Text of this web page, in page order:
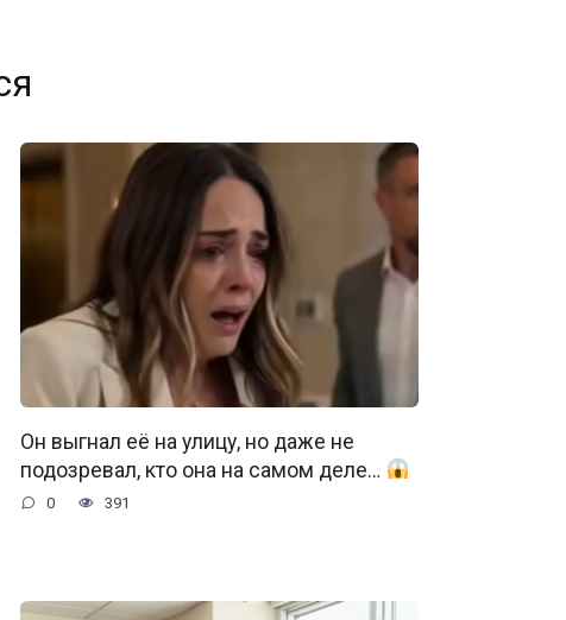
Он выгнал её на улицу, но даже не
подозревал, кто она на самом деле…
0 391